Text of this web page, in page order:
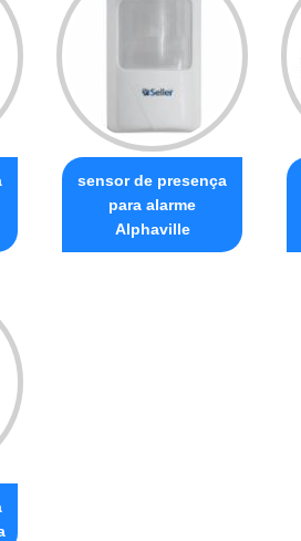
sensor de presença
para alarme
Alphaville